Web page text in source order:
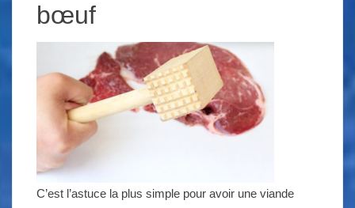
bœuf
C’est l’astuce la plus simple pour avoir une viande